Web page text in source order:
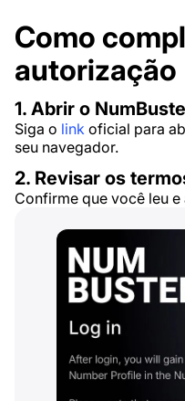
Como
autorização
1. Abrir o
Siga o link oficial para
seu navegador.
2. Revisar os
Confirme que você leu